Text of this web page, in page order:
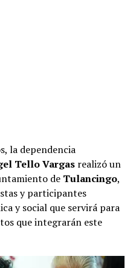
la dependencia
Tello Vargasrealizó un
de Tulancingo,
y participantes
y social que servirá para
que integrarán este